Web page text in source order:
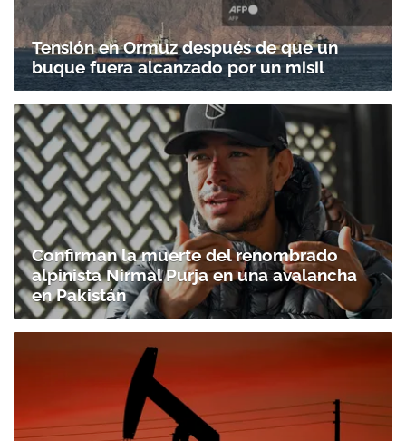
Tensión en Ormuz después de que un
buque fuera alcanzado por un misil
Confirman la muerte del renombrado
alpinista Nirmal Purja en una avalancha
en Pakistán